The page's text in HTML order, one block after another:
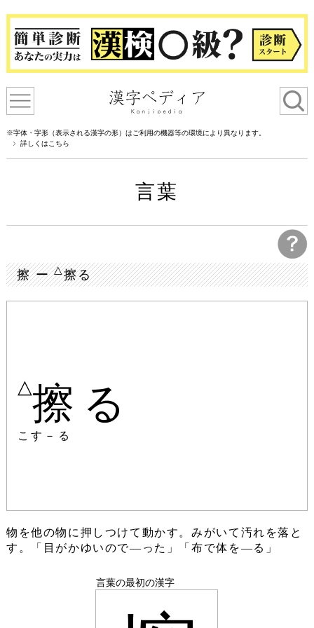
※字体・字形（表示される漢字の形）はご利用の機器等の環境により異なります。
詳しくはこちら
言葉
擦 ー△擦る
△擦る
こす－る
物を他の物に押しつけて動かす。みがいて汚れを落と
す。「目がかゆいので―った」「布で体を―る」
言葉の最初の漢字